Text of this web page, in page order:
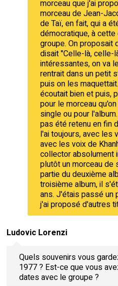
morceau que j'ai
morceau de Jean-
de Taï, en fait, qui a
démocratique, à
groupe. On proposait
disait "Celle-là, celle-
intéressantes, on va
rentrait dans un petit
puis on les
écoutait bien et puis,
pour le morceau
single ou pour
pas été retenu en fin
l'ai toujours, avec les
avec les voix de
collector absolument
plutôt un morceau de
partie du deuxième
troisième album, il
ans. J'étais passé un
j'ai proposé d'autres
Ludovic Lorenzi
Quels souvenirs vous
1977 ? Est-ce que vous
dates avec le groupe ?